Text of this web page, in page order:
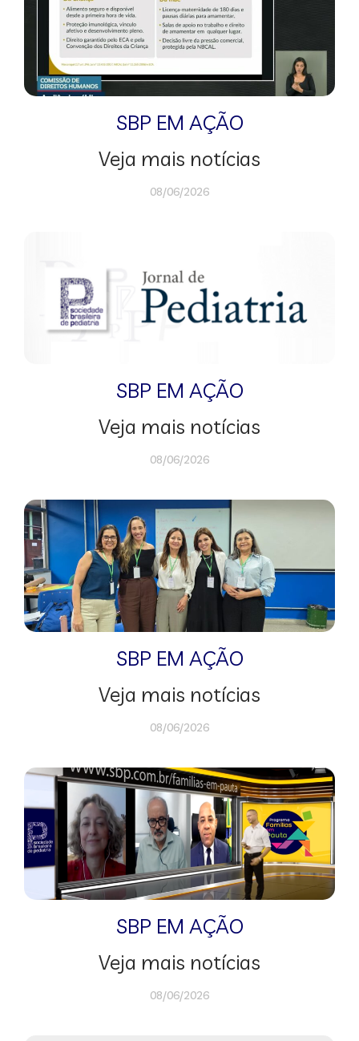
SBP EM AÇÃO
Veja mais notícias
08/06/2026
SBP EM AÇÃO
Veja mais notícias
08/06/2026
SBP EM AÇÃO
Veja mais notícias
08/06/2026
SBP EM AÇÃO
Veja mais notícias
08/06/2026